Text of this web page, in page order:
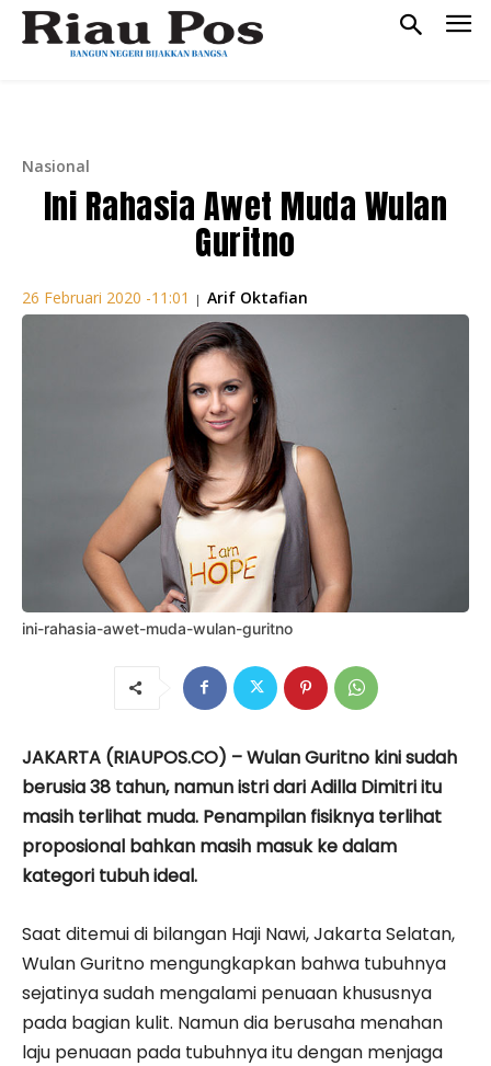
Nasional
Ini Rahasia Awet Muda Wulan
Guritno
26 Februari 2020 -11:01 | Arif Oktafian
ini-rahasia-awet-muda-wulan-guritno
JAKARTA (RIAUPOS.CO) – Wulan Guritno kini sudah
berusia 38 tahun, namun istri dari Adilla Dimitri itu
masih terlihat muda. Penampilan fisiknya terlihat
proposional bahkan masih masuk ke dalam
kategori tubuh ideal.
Saat ditemui di bilangan Haji Nawi, Jakarta Selatan,
Wulan Guritno mengungkapkan bahwa tubuhnya
sejatinya sudah mengalami penuaan khususnya
pada bagian kulit. Namun dia berusaha menahan
laju penuaan pada tubuhnya itu dengan menjaga